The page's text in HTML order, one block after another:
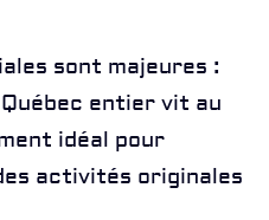
sont majeures :
entier vit au
idéal pour
activités originales